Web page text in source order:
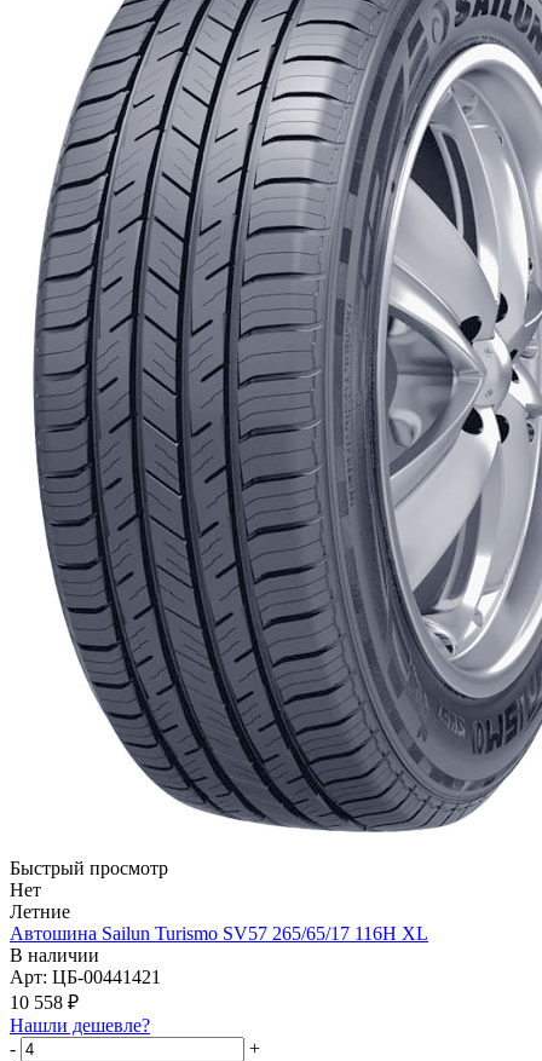
Быстрый просмотр
Нет
Летние
Автошина Sailun Turismo SV57 265/65/17 116H XL
В наличии
Арт: ЦБ-00441421
10 558 ₽
Нашли дешевле?
-
+